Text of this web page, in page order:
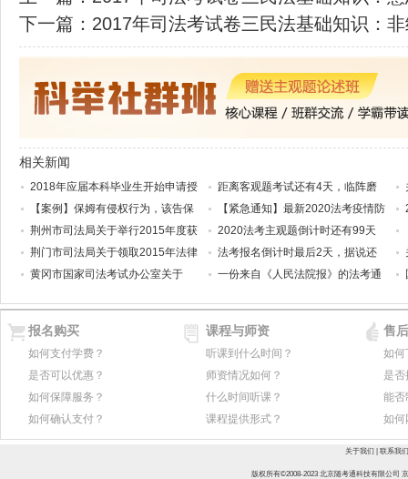
下一篇： 2017年司法考试卷三民法基础知识：
相关新闻
2018年应届本科毕业生开始申请授
【案例】保姆有侵权行为，该告保
荆州市司法局关于举行2015年度获
荆门市司法局关于领取2015年法律
黄冈市国家司法考试办公室关于
距离客观题考试还有4天，临阵磨
【紧急通知】最新2020法考疫情防
2020法考主观题倒计时还有99天
法考报名倒计时最后2天，据说还
一份来自《人民法院报》的法考通
报名购买
如何支付学费？
是否可以优惠？
如何保障服务？
如何确认支付？
课程与师资
听课到什么时间？
师资情况如何？
什么时间听课？
课程提供形式？
售
如何
是
能否
如何
关于我们 联系我们
版权所有©2008-2023 北京随考通科技有限公司